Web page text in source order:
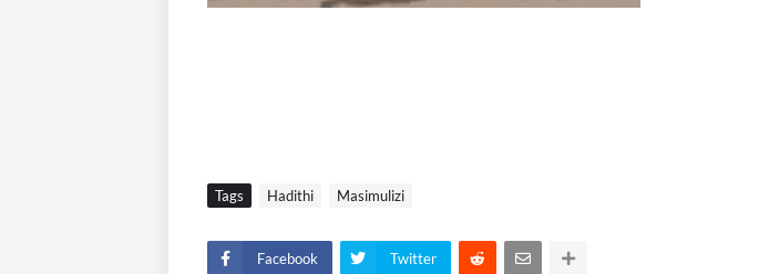
Tags Hadithi Masimulizi
Facebook Twitter